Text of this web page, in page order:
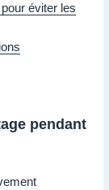
éviter les
pendant